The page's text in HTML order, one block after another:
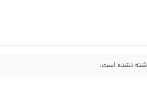
نشده است.